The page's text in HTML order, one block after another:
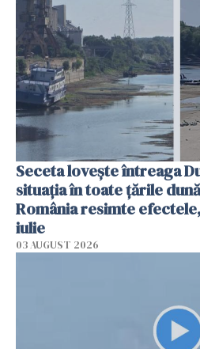
Seceta lovește întreaga
situația în toate țările
România resimte
iulie
03 AUGUST 2026